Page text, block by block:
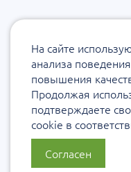
На сайте
анализа
повышения
Продолжая
подтверждаете
cookie в
Согласен